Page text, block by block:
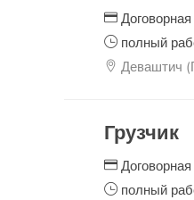
Договорная
полный
Деваштич
Грузчик
Договорная
полный